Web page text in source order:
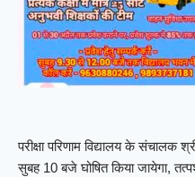
परीक्षा परिणाम विद्यालय के संचालक
सुबह 10 बजे घोषित किया जायेगा,